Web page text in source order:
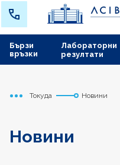
Лабораторни
резултати
Бързи
връзки
Начало
Токуда Новини
Новини